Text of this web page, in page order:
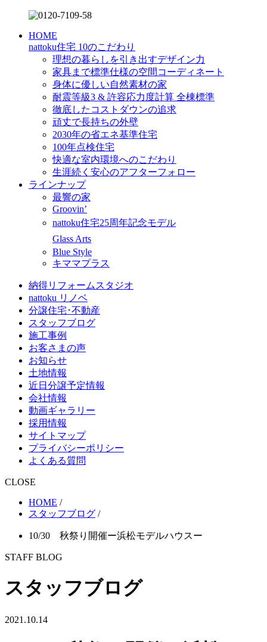
HOME
nattoku住宅 10のこだわり
理想の暮らしを引き出すデザイン力
家具まで標準仕様の空間コーディネート
身体に優しい自然素材の家
耐震等級3 & 許容応力度計算 全棟標準
徹底したコストダウンの追求
頑丈で長持ちの外壁
2030年の省エネ基準住宅
100年点検住宅
快適な室内環境へのこだわり
生涯続く安心のアフターフォロー
ラインナップ
最響の家
Groovin’
nattoku住宅25周年記念モデル
Glass Arts
Blue Style
キママプラス
納得リフォームスタジオ
nattoku リノベ
分譲住宅･不動産
スタッフブログ
施工事例
お客さまの声
お知らせ
土地情報
近日分譲予定情報
会社情報
動画ギャラリー
採用情報
サイトマップ
プライバシーポリシー
よくある質問
CLOSE
HOME /
スタッフブログ /
10/30 秋祭り開催ー浜松モデルハウスー
STAFF BLOG
スタッフブログ
2021.10.14